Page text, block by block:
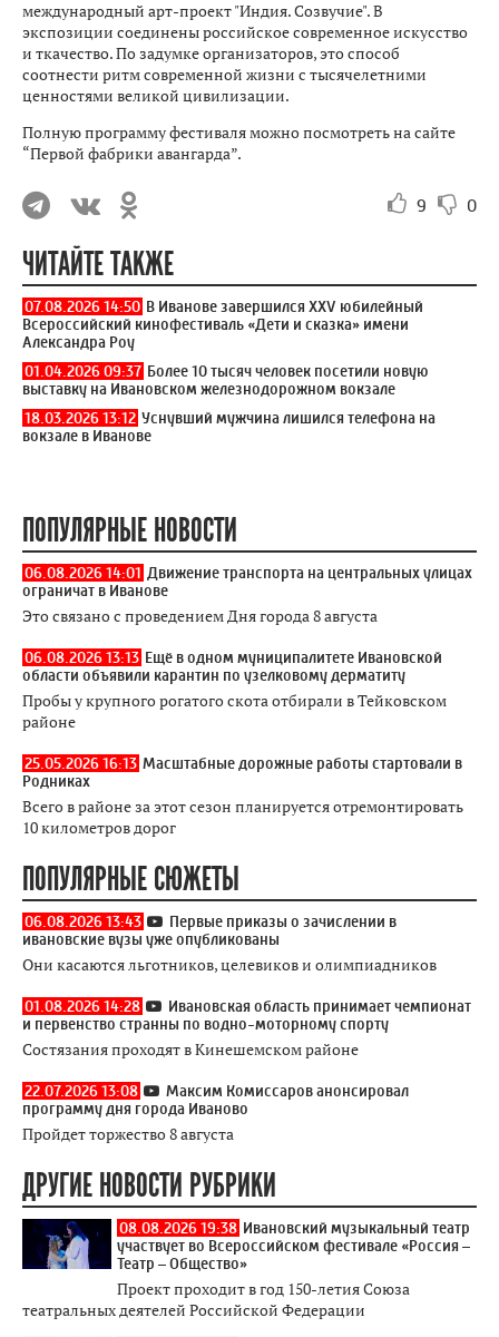
международный арт-проект "Индия. Созвучие". В
экспозиции соединены российское современное искусство
и ткачество. По задумке организаторов, это способ
соотнести ритм современной жизни с тысячелетними
ценностями великой цивилизации.
Полную программу фестиваля можно посмотреть на сайте
“Первой фабрики авангарда”.
9 0
ЧИТАЙТЕ ТАКЖЕ
07.08.2026 14:50 В Иванове завершился XXV юбилейный
Всероссийский кинофестиваль «Дети и сказка» имени
Александра Роу
01.04.2026 09:37 Более 10 тысяч человек посетили новую
выставку на Ивановском железнодорожном вокзале
18.03.2026 13:12 Уснувший мужчина лишился телефона на
вокзале в Иванове
ПОПУЛЯРНЫЕ НОВОСТИ
06.08.2026 14:01 Движение транспорта на центральных улицах
ограничат в Иванове
Это связано с проведением Дня города 8 августа
06.08.2026 13:13 Ещё в одном муниципалитете Ивановской
области объявили карантин по узелковому дерматиту
Пробы у крупного рогатого скота отбирали в Тейковском
районе
25.05.2026 16:13 Масштабные дорожные работы стартовали в
Родниках
Всего в районе за этот сезон планируется отремонтировать
10 километров дорог
ПОПУЛЯРНЫЕ СЮЖЕТЫ
06.08.2026 13:43
Первые приказы о зачислении в
ивановские вузы уже опубликованы
Они касаются льготников, целевиков и олимпиадников
01.08.2026 14:28
Ивановская область принимает чемпионат
и первенство странны по водно-моторному спорту
Состязания проходят в Кинешемском районе
22.07.2026 13:08
Максим Комиссаров анонсировал
программу дня города Иваново
Пройдет торжество 8 августа
ДРУГИЕ НОВОСТИ РУБРИКИ
08.08.2026 19:38 Ивановский музыкальный театр
участвует во Всероссийском фестивале «Россия –
Театр – Общество»
Проект проходит в год 150-летия Союза
театральных деятелей Российской Федерации